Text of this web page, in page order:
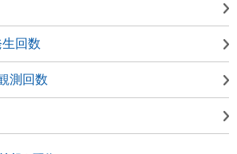
回数
測回数